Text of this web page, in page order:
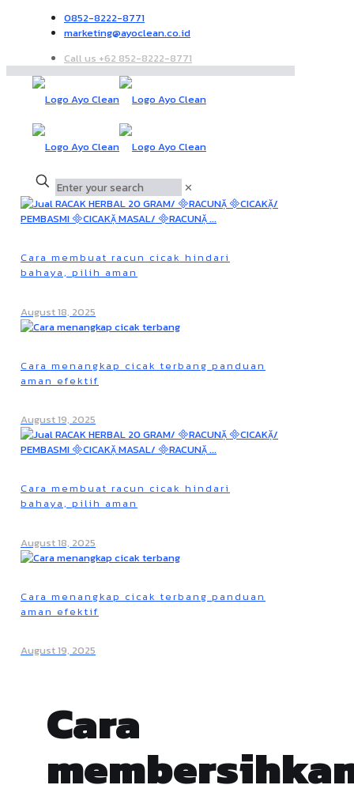
0852-8222-8771
marketing@ayoclean.co.id
Call us +62 852-8222-8771
✕
Cara membuat racun cicak hindari
bahaya, pilih aman
August 18, 2025
Cara menangkap cicak terbang panduan
aman efektif
August 19, 2025
Cara membuat racun cicak hindari
bahaya, pilih aman
August 18, 2025
Cara menangkap cicak terbang panduan
aman efektif
August 19, 2025
Cara